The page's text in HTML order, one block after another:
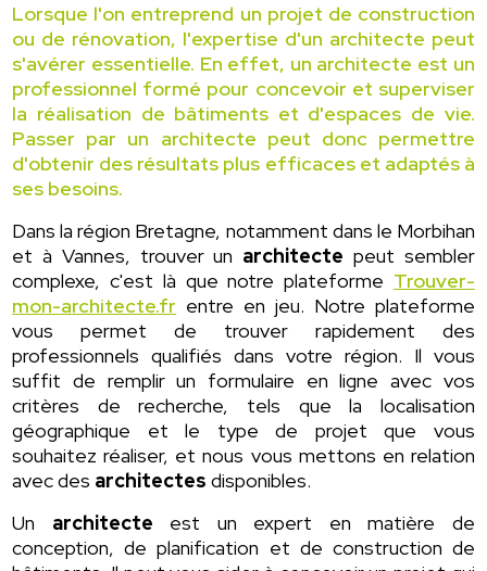
Lorsque l'on entreprend un projet de construction
ou de rénovation, l'expertise d'un architecte peut
s'avérer essentielle. En effet, un architecte est un
professionnel formé pour concevoir et superviser
la réalisation de bâtiments et d'espaces de vie.
Passer par un architecte peut donc permettre
d'obtenir des résultats plus efficaces et adaptés à
ses besoins.
Dans la région Bretagne, notamment dans le Morbihan
et à Vannes, trouver un architecte peut sembler
complexe, c'est là que notre plateforme Trouver-
mon-architecte.fr entre en jeu. Notre plateforme
vous permet de trouver rapidement des
professionnels qualifiés dans votre région. Il vous
suffit de remplir un formulaire en ligne avec vos
critères de recherche, tels que la localisation
géographique et le type de projet que vous
souhaitez réaliser, et nous vous mettons en relation
avec des architectes disponibles.
Un architecte est un expert en matière de
conception, de planification et de construction de